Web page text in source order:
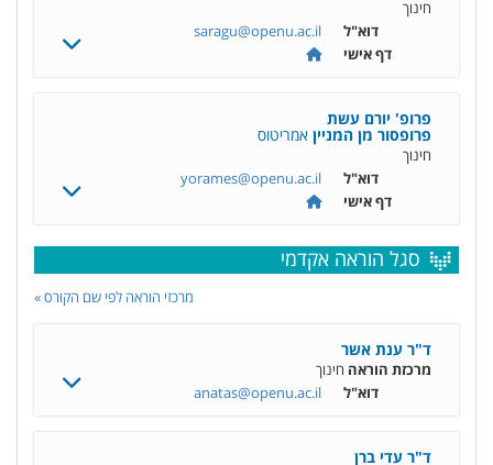
חינוך
דוא"ל
saragu@openu.ac.il
דף אישי
פרופ' יורם עשת
פרופסור מן המניין אמריטוס
חינוך
דוא"ל
yorames@openu.ac.il
דף אישי
סגל הוראה אקדמי
מרכזי הוראה לפי שם הקורס »
ד"ר ענת אשר
מרכזת הוראה חינוך
דוא"ל
anatas@openu.ac.il
ד"ר עדי ברן